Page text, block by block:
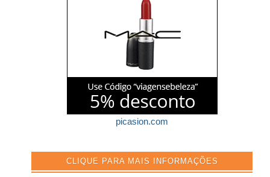
picasion.com
CLIQUE PARA MAIS INFORMAÇÕES